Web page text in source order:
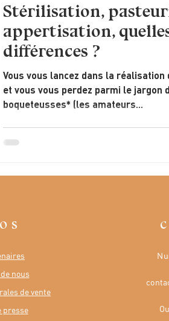
Stérilisation,
appertisation,
différences ?
Vous vous lancez dans la réalisation
et vous vous perdez parmi le jargon
boqueteusses* (les amateurs...
nous
de vente
presse